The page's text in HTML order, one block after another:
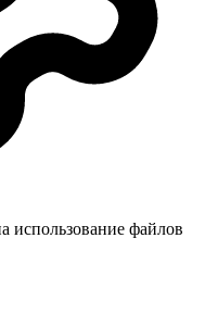
использование файлов